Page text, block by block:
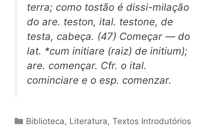
terra; como tostão é dissi-milação
do are. teston, ital. testone, de
testa, cabeça. (47) Começar — do
lat. *cum initiare (raiz) de initium);
are. començar. Cfr. o ital.
cominciare e o esp. comenzar.
Categorias
Biblioteca, Literatura,Textos Introdutórios